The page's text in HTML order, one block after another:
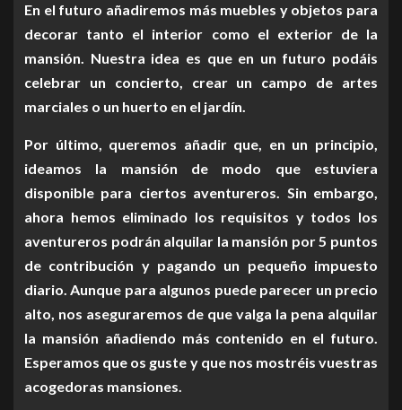
En el futuro añadiremos más muebles y objetos para
decorar tanto el interior como el exterior de la
mansión. Nuestra idea es que en un futuro podáis
celebrar un concierto, crear un campo de artes
marciales o un huerto en el jardín.
Por último, queremos añadir que, en un principio,
ideamos la mansión de modo que estuviera
disponible para ciertos aventureros. Sin embargo,
ahora hemos eliminado los requisitos y todos los
aventureros podrán alquilar la mansión por 5 puntos
de contribución y pagando un pequeño impuesto
diario. Aunque para algunos puede parecer un precio
alto, nos aseguraremos de que valga la pena alquilar
la mansión añadiendo más contenido en el futuro.
Esperamos que os guste y que nos mostréis vuestras
acogedoras mansiones.